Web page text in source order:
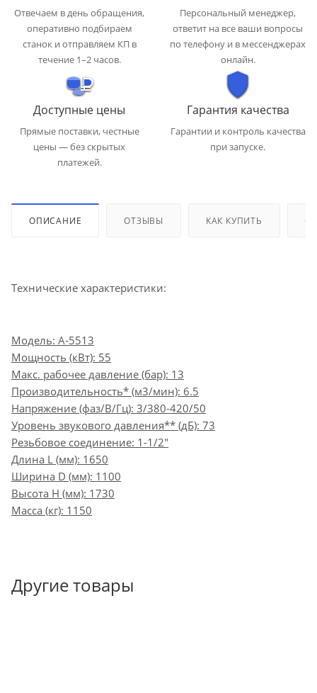
Отвечаем в день обращения,
оперативно подбираем
станок и отправляем КП в
течение 1–2 часов.
Персональный менеджер,
ответит на все ваши вопросы
по телефону и в мессенджерах
онлайн.
Доступные цены
Прямые поставки, честные
цены — без скрытых
платежей.
Гарантия качества
Гарантии и контроль качества
при запуске.
ОПИСАНИЕ ОТЗЫВЫ КАК КУПИТЬ
Технические характеристики:
Модель: А-5513
Мощность (кВт): 55
Макс. рабочее давление (бар): 13
Производительность* (м3/мин): 6.5
Напряжение (фаз/В/Гц): 3/380-420/50
Уровень звукового давления** (дБ): 73
Резьбовое соединение: 1-1/2"
Длина L (мм): 1650
Ширина D (мм): 1100
Высота H (мм): 1730
Масса (кг): 1150
Другие товары